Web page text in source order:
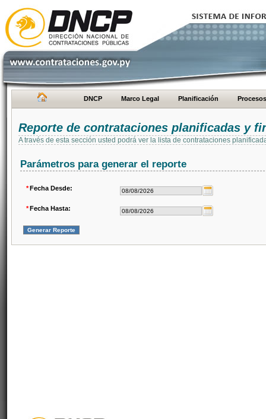
DNCP Marco Legal Planificación Procesos
Reporte de contrataciones planificadas y
A través de esta sección usted podrá ver la lista de contrataciones
Parámetros para generar el reporte
*Fecha Desde:
*Fecha Hasta: